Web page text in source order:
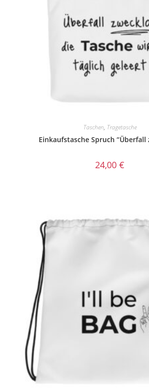
Taschen, Tragetasche
Einkaufstasche Spruch “Überfall
24,00 €